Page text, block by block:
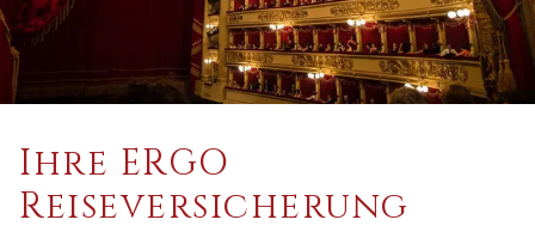
Ihre ERGO
Reiseversicherung